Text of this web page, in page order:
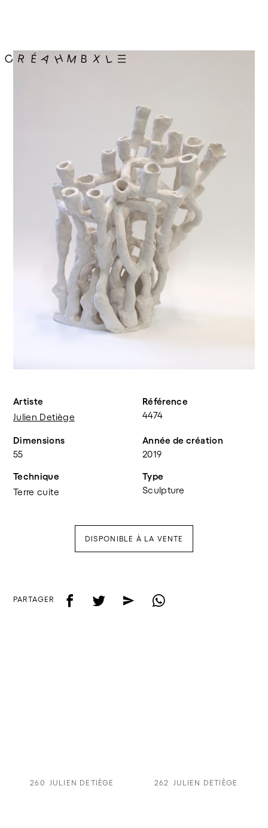
Artiste
Julien Detiège
Référence
4474
Dimensions
55
Année de création
2019
Technique
Terre cuite
Type
Sculpture
DISPONIBLE À LA VENTE
PARTAGER f t e w
260 JULIEN DETIÈGE 262 JULIEN DETIÈGE